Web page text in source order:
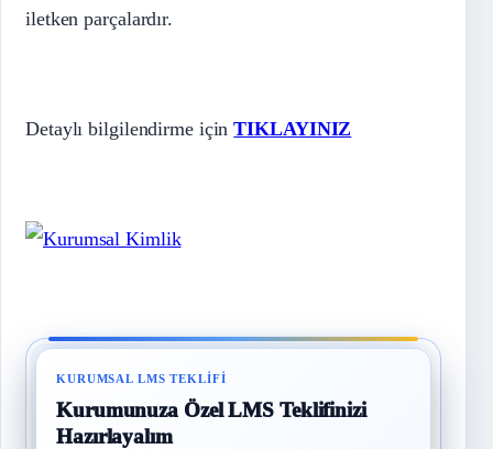
iletken parçalardır.
Detaylı bilgilendirme içinTIKLAYINIZ
KURUMSAL LMS TEKLIFI
Kurumunuza Özel LMS Teklifinizi
Hazırlayalım